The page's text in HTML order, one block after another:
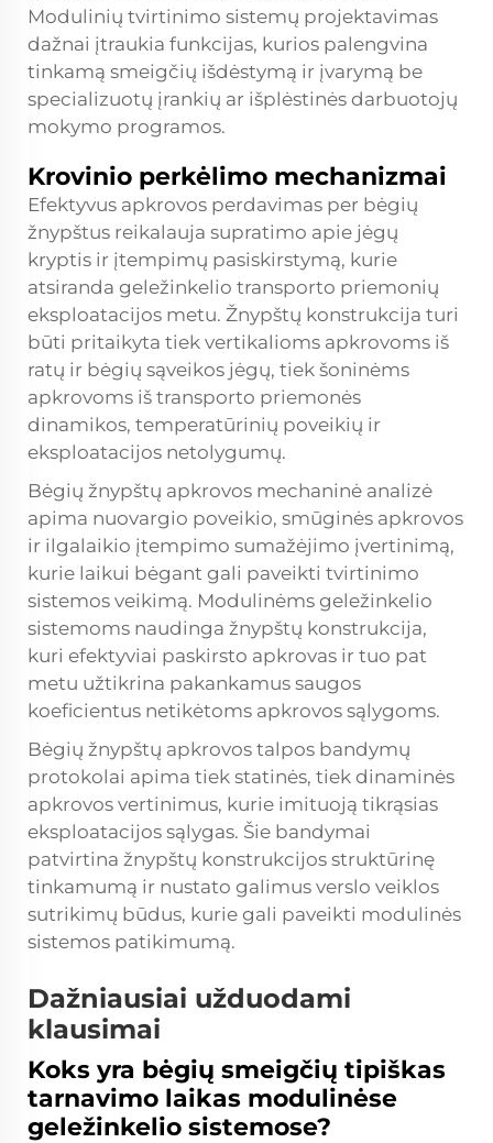
Modulinių tvirtinimo sistemų projektavimas
dažnai įtraukia funkcijas, kurios palengvina
tinkamą smeigčių išdėstymą ir įvarymą be
specializuotų įrankių ar išplėstinės darbuotojų
mokymo programos.
Krovinio perkėlimo mechanizmai
Efektyvus apkrovos perdavimas per bėgių
žnypštus reikalauja supratimo apie jėgų
kryptis ir įtempimų pasiskirstymą, kurie
atsiranda geležinkelio transporto priemonių
eksploatacijos metu. Žnypštų konstrukcija turi
būti pritaikyta tiek vertikalioms apkrovoms iš
ratų ir bėgių sąveikos jėgų, tiek šoninėms
apkrovoms iš transporto priemonės
dinamikos, temperatūrinių poveikių ir
eksploatacijos netolygumų.
Bėgių žnypštų apkrovos mechaninė analizė
apima nuovargio poveikio, smūginės apkrovos
ir ilgalaikio įtempimo sumažėjimo įvertinimą,
kurie laikui bėgant gali paveikti tvirtinimo
sistemos veikimą. Modulinėms geležinkelio
sistemoms naudinga žnypštų konstrukcija,
kuri efektyviai paskirsto apkrovas ir tuo pat
metu užtikrina pakankamus saugos
koeficientus netikėtoms apkrovos sąlygoms.
Bėgių žnypštų apkrovos talpos bandymų
protokolai apima tiek statinės, tiek dinaminės
apkrovos vertinimus, kurie imituoją tikrąsias
eksploatacijos sąlygas. Šie bandymai
patvirtina žnypštų konstrukcijos struktūrinę
tinkamumą ir nustato galimus verslo veiklos
sutrikimų būdus, kurie gali paveikti modulinės
sistemos patikimumą.
Dažniausiai užduodami
klausimai
Koks yra bėgių smeigčių tipiškas
tarnavimo laikas modulinėse
geležinkelio sistemose?